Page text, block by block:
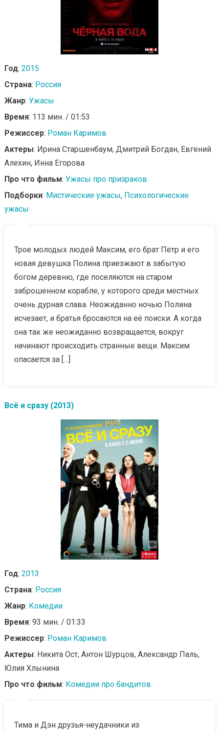
Год: 2015
Страна: Россия
Жанр: Ужасы
Время: 113 мин. / 01:53
Режиссер: Роман Каримов
Актеры: Ирина Старшенбаум, Дмитрий Богдан, Евгений
Алехин, Инна Егорова
Про что фильм: Ужасы про призраков
Подборки: Мистические ужасы, Психологические
ужасы
Трое молодых людей Максим, его брат Пётр и его
новая девушка Полина приезжают в забытую
богом деревню, где поселяются на старом
заброшенном корабле, у которого среди местных
очень дурная слава. Неожиданно ночью Полина
исчезает, и братья бросаются на её поиски. А когда
она так же неожиданно возвращается, вокруг
начинают происходить странные вещи. Максим
опасается за […]
Всё и сразу (2013)
Год: 2013
Страна: Россия
Жанр: Комедии
Время: 93 мин. / 01:33
Режиссер: Роман Каримов
Актеры: Никита Ост, Антон Шурцов, Александр Паль,
Юлия Хлынина
Про что фильм: Комедии про бандитов
Тима и Дэн друзья-неудачники из